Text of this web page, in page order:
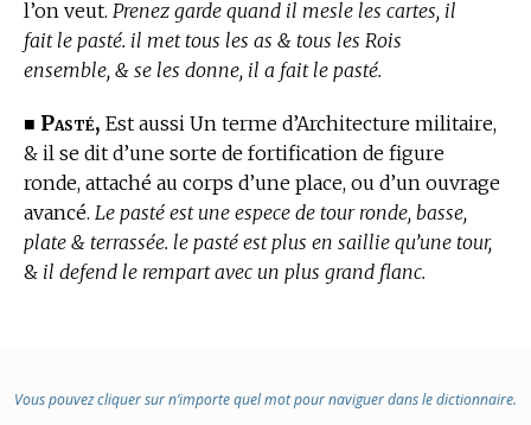
l’on veut. Prenez garde quand il mesle les cartes, il
fait le pasté. il met tous les as & tous les Rois
ensemble, & se les donne, il a fait le pasté.
■ Pasté, Est aussi Un terme d’Architecture militaire,
& il se dit d’une sorte de fortification de figure
ronde, attaché au corps d’une place, ou d’un ouvrage
avancé. Le pasté est une espece de tour ronde, basse,
plate & terrassée. le pasté est plus en saillie qu’une tour,
& il defend le rempart avec un plus grand flanc.
Vous pouvez cliquer sur n’importe quel mot pour naviguer dans le dictionnaire.